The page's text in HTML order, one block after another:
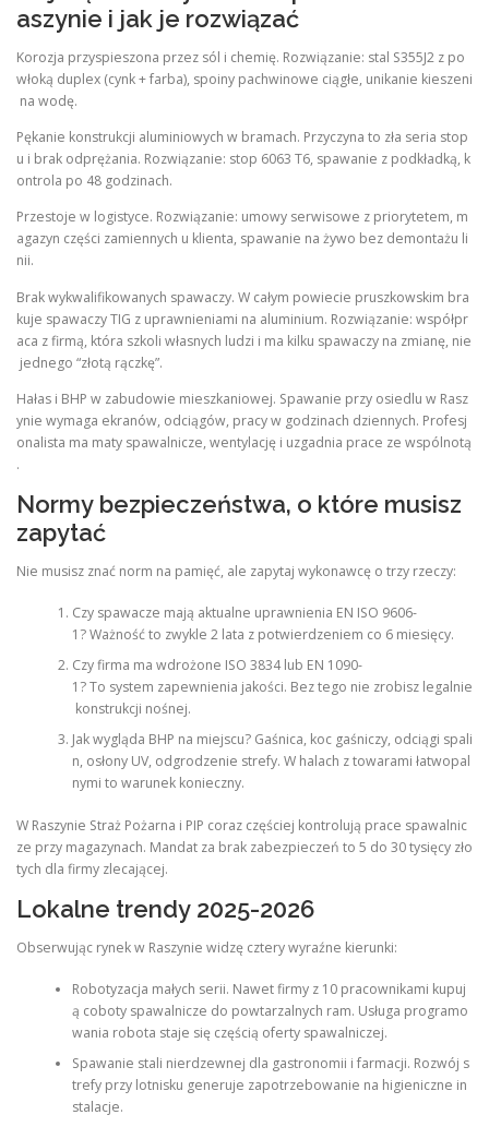
aszynie i jak je rozwiązać
Korozja przyspieszona przez sól i chemię. Rozwiązanie: stal S355J2 z po
włoką duplex (cynk + farba), spoiny pachwinowe ciągłe, unikanie kieszeni
na wodę.
Pękanie konstrukcji aluminiowych w bramach. Przyczyna to zła seria stop
u i brak odprężania. Rozwiązanie: stop 6063 T6, spawanie z podkładką, k
ontrola po 48 godzinach.
Przestoje w logistyce. Rozwiązanie: umowy serwisowe z priorytetem, m
agazyn części zamiennych u klienta, spawanie na żywo bez demontażu li
nii.
Brak wykwalifikowanych spawaczy. W całym powiecie pruszkowskim bra
kuje spawaczy TIG z uprawnieniami na aluminium. Rozwiązanie: współpr
aca z firmą, która szkoli własnych ludzi i ma kilku spawaczy na zmianę, nie
jednego “złotą rączkę”.
Hałas i BHP w zabudowie mieszkaniowej. Spawanie przy osiedlu w Rasz
ynie wymaga ekranów, odciągów, pracy w godzinach dziennych. Profesj
onalista ma maty spawalnicze, wentylację i uzgadnia prace ze wspólnotą
.
Normy bezpieczeństwa, o które musisz
zapytać
Nie musisz znać norm na pamięć, ale zapytaj wykonawcę o trzy rzeczy:
Czy spawacze mają aktualne uprawnienia EN ISO 9606-
1? Ważność to zwykle 2 lata z potwierdzeniem co 6 miesięcy.
Czy firma ma wdrożone ISO 3834 lub EN 1090-
1? To system zapewnienia jakości. Bez tego nie zrobisz legalnie
konstrukcji nośnej.
Jak wygląda BHP na miejscu? Gaśnica, koc gaśniczy, odciągi spali
n, osłony UV, odgrodzenie strefy. W halach z towarami łatwopal
nymi to warunek konieczny.
W Raszynie Straż Pożarna i PIP coraz częściej kontrolują prace spawalnic
ze przy magazynach. Mandat za brak zabezpieczeń to 5 do 30 tysięcy zło
tych dla firmy zlecającej.
Lokalne trendy 2025-2026
Obserwując rynek w Raszynie widzę cztery wyraźne kierunki:
Robotyzacja małych serii. Nawet firmy z 10 pracownikami kupuj
ą coboty spawalnicze do powtarzalnych ram. Usługa programo
wania robota staje się częścią oferty spawalniczej.
Spawanie stali nierdzewnej dla gastronomii i farmacji. Rozwój s
trefy przy lotnisku generuje zapotrzebowanie na higieniczne in
stalacje.